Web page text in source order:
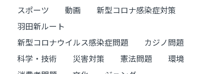
スポーツ
動画
新型コロナ感染症対策
羽田新ルート
新型コロナウイルス感染症問題
カジノ問題
科学・技術
災害対策 憲法問題
環境